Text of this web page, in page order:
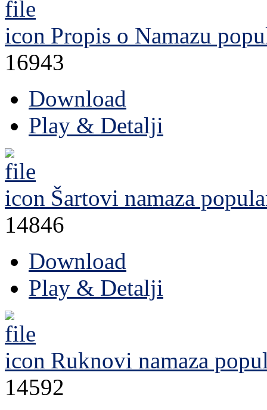
Propis o Namazu
16943
Download
Play & Detalji
Šartovi namaza
14846
Download
Play & Detalji
Ruknovi namaza
14592